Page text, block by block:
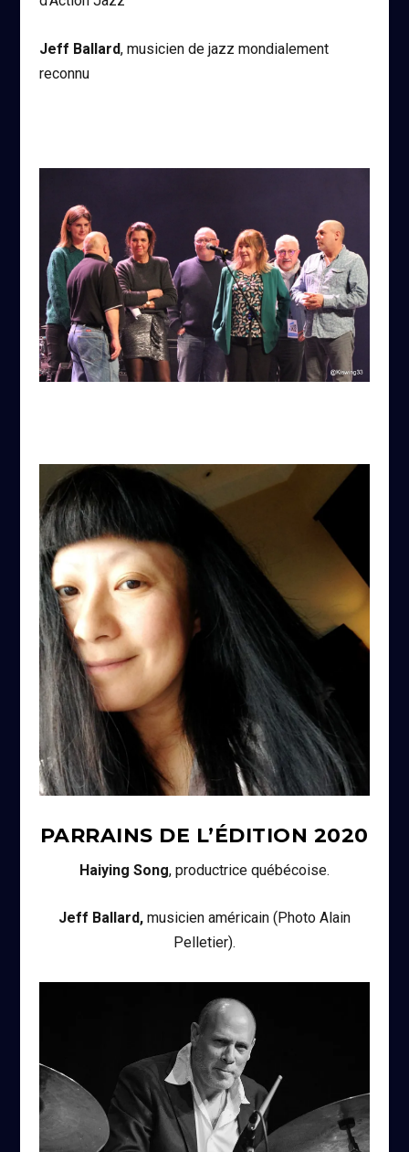
Jeff Ballard, musicien de jazz mondialement
reconnu
PARRAINS DE L’ÉDITION 2020
Haiying Song, productrice québécoise.
Jeff Ballard,musicien américain (Photo Alain
Pelletier).